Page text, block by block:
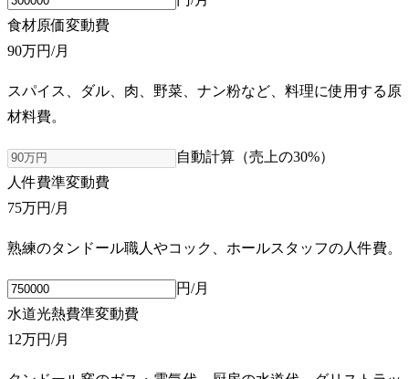
食材原価変動費
90万円/月
スパイス、ダル、肉、野菜、ナン粉など、料理に使用する原
材料費。
自動計算（売上の30%）
人件費準変動費
75万円/月
熟練のタンドール職人やコック、ホールスタッフの人件費。
円/月
水道光熱費準変動費
12万円/月